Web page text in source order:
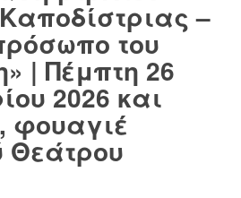
–
του
| Πέμπτη 26
2026 και
φουαγιέ
Θεάτρου